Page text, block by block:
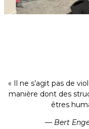
« Il ne s’agit pas de
manière dont des
êtres
— Bert